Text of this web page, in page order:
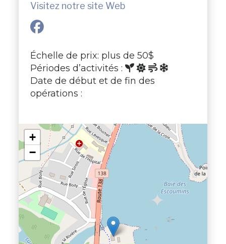
Visitez notre site Web
Échelle de prix: plus de 50$
Périodes d’activités :
Date de début et de fin des
opérations :
+
−